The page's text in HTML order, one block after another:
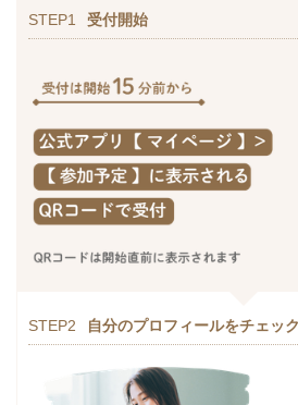
STEP1 受付開始
STEP2 自分のプロフィールをチェック